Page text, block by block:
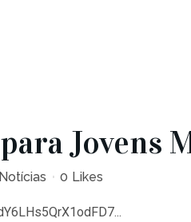
Jovens
Notícias 0 Likes